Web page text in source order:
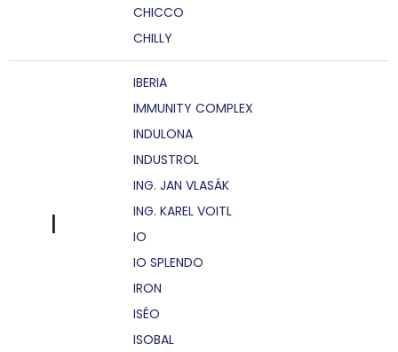
CHICCO
CHILLY
I
IBERIA
IMMUNITY COMPLEX
INDULONA
INDUSTROL
ING. JAN VLASÁK
ING. KAREL VOITL
IO
IO SPLENDO
IRON
ISÉO
ISOBAL